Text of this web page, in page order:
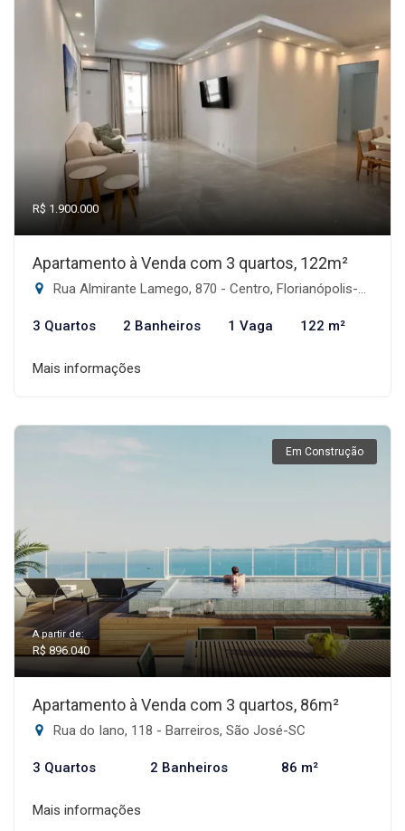
R$ 1.900.000
Apartamento à Venda com 3 quartos, 122m²
Rua Almirante Lamego, 870 - Centro, Florianópolis-SC
3 Quartos 2 Banheiros 1 Vaga 122 m²
Mais informações
Em Construção
A partir de:
R$ 896.040
Apartamento à Venda com 3 quartos, 86m²
Rua do Iano, 118 - Barreiros, São José-SC
3 Quartos 2 Banheiros 86 m²
Mais informações